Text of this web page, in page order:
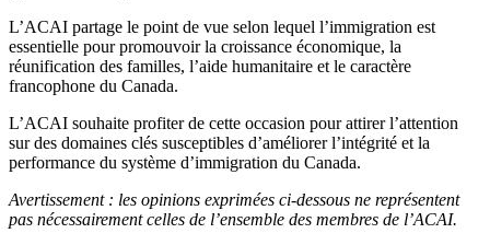
L’ACAI partage le point de vue selon lequel l’immigration est
essentielle pour promouvoir la croissance économique, la
réunification des familles, l’aide humanitaire et le caractère
francophone du Canada.
L’ACAI souhaite profiter de cette occasion pour attirer l’attention
sur des domaines clés susceptibles d’améliorer l’intégrité et la
performance du système d’immigration du Canada.
Avertissement : les opinions exprimées ci-dessous ne représentent
pas nécessairement celles de l’ensemble des membres de l’ACAI.